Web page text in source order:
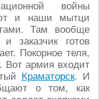
войны
и наши мытци
Там вообще
заказчик готов
Покорное теля,
Вот армия входит
Краматорск. И
о том, как